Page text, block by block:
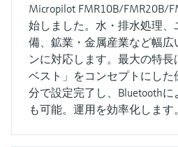
Micropilot FMR10B/FMR20B/
始しました。水・排水処理、
備、鉱業・金属産業など幅広
ンに対応します。最大の特
ベスト」をコンセプトにした
分で設定完了し、Bluetooth
も可能。運用を効率化します。